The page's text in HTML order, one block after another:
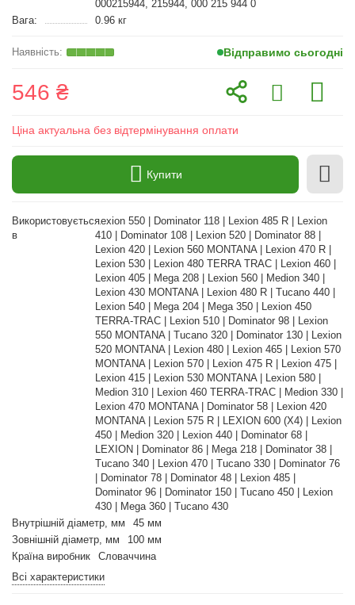
000215944, 215944, 000 215 944 0
Вага:
0.96 кг
Відправимо сьогодні
546 ₴
Ціна актуальна без відтермінування оплати
Купити
Використовується
в
Lexion 550 | Dominator 118 | Lexion 485 R | Lexion
410 | Dominator 108 | Lexion 520 | Dominator 88 |
Lexion 420 | Lexion 560 MONTANA | Lexion 470 R |
Lexion 530 | Lexion 480 TERRA TRAC | Lexion 460 |
Lexion 405 | Mega 208 | Lexion 560 | Medion 340 |
Lexion 430 MONTANA | Lexion 480 R | Tucano 440 |
Lexion 540 | Mega 204 | Mega 350 | Lexion 450
TERRA-TRAC | Lexion 510 | Dominator 98 | Lexion
550 MONTANA | Tucano 320 | Dominator 130 | Lexion
520 MONTANA | Lexion 480 | Lexion 465 | Lexion 570
MONTANA | Lexion 570 | Lexion 475 R | Lexion 475 |
Lexion 415 | Lexion 530 MONTANA | Lexion 580 |
Medion 310 | Lexion 460 TERRA-TRAC | Medion 330 |
Lexion 470 MONTANA | Dominator 58 | Lexion 420
MONTANA | Lexion 575 R | LEXION 600 (X4) | Lexion
450 | Medion 320 | Lexion 440 | Dominator 68 |
LEXION | Dominator 86 | Mega 218 | Dominator 38 |
Tucano 340 | Lexion 470 | Tucano 330 | Dominator 76
| Dominator 78 | Dominator 48 | Lexion 485 |
Dominator 96 | Dominator 150 | Tucano 450 | Lexion
430 | Mega 360 | Tucano 430
Внутрішній діаметр, мм
45 мм
Зовнішній діаметр, мм
100 мм
Країна виробник
Словаччина
Всі характеристики